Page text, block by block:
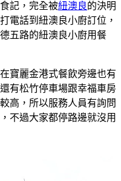
記，完全被紐澳良的決明
電話到紐澳良小廚訂位，
五路的紐澳良小廚用餐
寶麗金港式餐飲旁邊也有
有松竹停車場跟幸福車房
高，所以服務人員有詢問
不過大家都停路邊就沒用